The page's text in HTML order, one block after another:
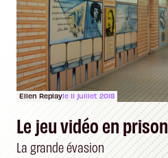
Ellen Replayle 11 juillet 2018
Le jeu vidéo en prison
La grande évasion